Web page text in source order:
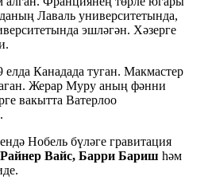
Лаваль университетында,
эшләгән. Хәзерге
елда Канадада туган. Макмастер
Жерар Муру аның фәнни
вакытта Ватерлоо
Нобель бүләге гравитация
Райнер Вайс, Барри Бариш һәм